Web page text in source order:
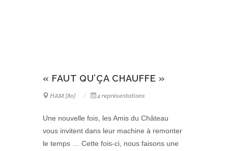
« FAUT QU’ÇA CHAUFFE »
HAM (80) 4 représentations
Une nouvelle fois, les Amis du Château
vous invitent dans leur machine à remonter
le temps … Cette fois-ci, nous faisons une